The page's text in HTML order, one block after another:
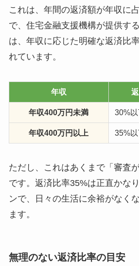
これは、年間の返済額が年収に
で、住宅金融支援機構が提供す
は、年収に応じた明確な返済比
れています。
年収
年収400万円未満 30%
年収400万円以上 35%
ただし、これはあくまで「審査
です。返済比率35%は正直かな
ンで、日々の生活に余裕がなく
ます。
無理のない返済比率の目安